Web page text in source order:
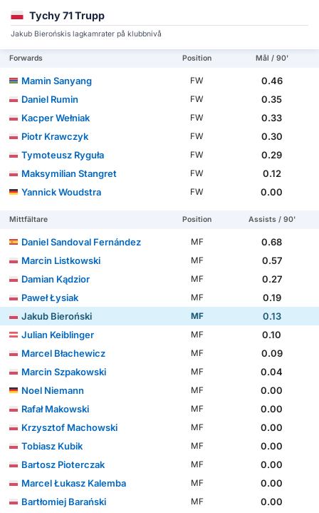
Tychy 71 Trupp
Jakub Bierońskis lagkamrater på klubbnivå
Forwards Position Mål / 90'
Mamin Sanyang FW
0.46
Daniel Rumin
FW
0.35
Kacper Wełniak
FW
0.33
Piotr Krawczyk
FW
0.30
Tymoteusz Ryguła
FW
0.29
Maksymilian Stangret
FW
0.12
Yannick Woudstra
FW 0.00
Mittfältare Position Assists / 90'
Daniel Sandoval Fernández MF
0.68
Marcin Listkowski
MF
0.57
Damian Kądzior
MF
0.27
Paweł Łysiak
MF
0.19
Jakub Bieroński
MF
0.13
Julian Keiblinger
MF
0.10
Marcel Błachewicz
MF
0.09
Marcin Szpakowski
MF
0.04
Noel Niemann
MF
0.00
Rafał Makowski
MF
0.00
Krzysztof Machowski
MF
0.00
Tobiasz Kubik
MF
0.00
Bartosz Pioterczak
MF
0.00
Marcel Łukasz Kalemba
MF
0.00
Bartłomiej Barański
MF
0.00